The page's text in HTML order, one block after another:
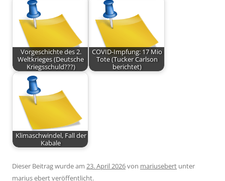
Vorgeschichte des 2.
Weltkrieges (Deutsche
Kriegsschuld???)
COVID-Impfung: 17 Mio
Tote (Tucker Carlson
berichtet)
Klimaschwindel, Fall der
Kabale
Dieser Beitrag wurde am 23. April 2026von mariusebert unter
marius ebertveröffentlicht.